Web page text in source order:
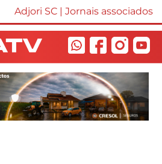
Adjori SC | Jornais associados